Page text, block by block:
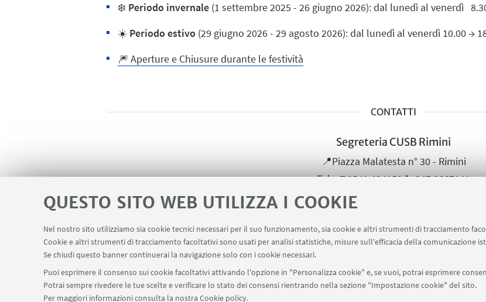
QUESTO SITO WEB UTILIZZA I COOKIE
Nel nostro sito utilizziamo sia cookie tecnici necessari per il suo funzionamento, sia cookie e altri strumenti di tracciamento
Cookie e altri strumenti di tracciamento facoltativi sono usati per analisi statistiche, misure sull'efficacia della comunicazione
Se chiudi questo banner continuerai la navigazione solo con i cookie necessari.
Puoi esprimere il consenso sui cookie facoltativi attivando l'opzione in "Personalizza cookie" e, se vuoi, potrai esprimere
Potrai sempre rivedere le tue scelte e verificare lo stato dei consensi rientrando nella sezione "Impostazione cookie" del sito.
Per maggiori informazioniconsulta la nostra Cookie policy.
❄️ Periodo invernale (1 settembre 2025 - 26 giugno 2026): dal lunedì al venerdì
☀️ Periodo estivo (29 giugno 2026 - 29 agosto 2026): dal lunedì al venerdì 10.00 →
🎆 Aperture e Chiusure durante le festività
CONTATTI
Segreteria CUSB Rimini
📍Piazza Malatesta n° 30 - Rimini
☎️0541 434159 📞347 3667141